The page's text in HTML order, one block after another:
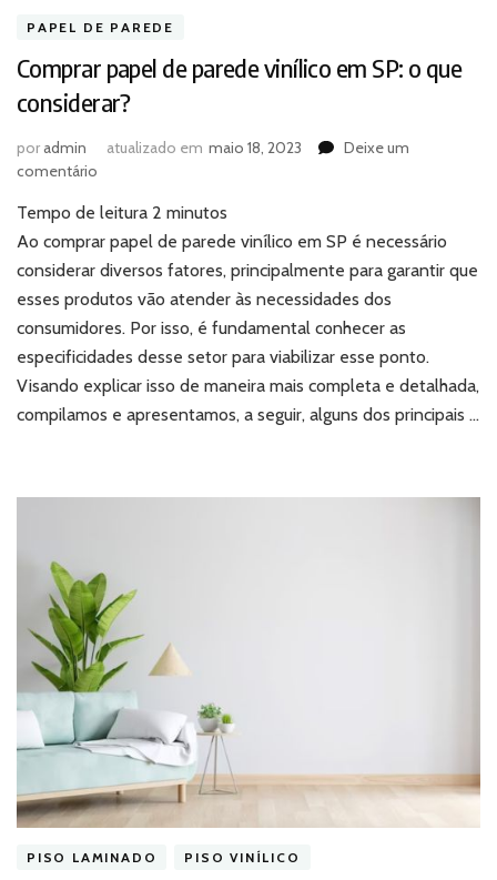
PAPEL DE PAREDE
Comprar papel de parede vinílico em SP: o que
considerar?
poradmin atualizado em maio 18, 2023
Deixe um
comentário
papel
de
parede
em
SP:
o
que
considerar?
Tempo de leitura 2 minutos
Ao comprar papel de parede vinílico em SP é necessário
considerar diversos fatores, principalmente para garantir que
esses produtos vão atender às necessidades dos
consumidores. Por isso, é fundamental conhecer as
especificidades desse setor para viabilizar esse ponto.
Visando explicar isso de maneira mais completa e detalhada,
compilamos e apresentamos, a seguir, alguns dos principais …
PISO LAMINADO PISO VINÍLICO